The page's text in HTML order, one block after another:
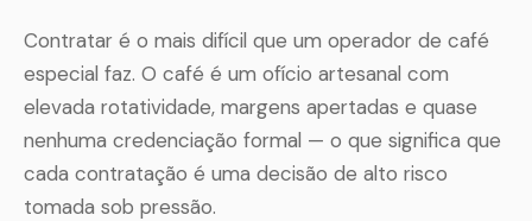
Contratar é o mais difícil que um operador de café
especial faz. O café é um ofício artesanal com
elevada rotatividade, margens apertadas e quase
nenhuma credenciação formal — o que significa que
cada contratação é uma decisão de alto risco
tomada sob pressão.